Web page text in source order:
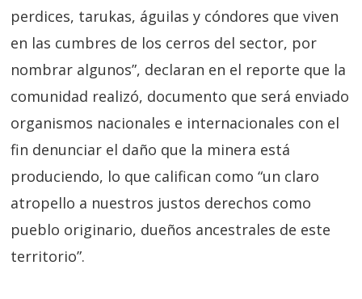
perdices, tarukas, águilas y cóndores que viven
en las cumbres de los cerros del sector, por
nombrar algunos”, declaran en el reporte que la
comunidad realizó, documento que será enviado
organismos nacionales e internacionales con el
fin denunciar el daño que la minera está
produciendo, lo que califican como “un claro
atropello a nuestros justos derechos como
pueblo originario, dueños ancestrales de este
territorio”.